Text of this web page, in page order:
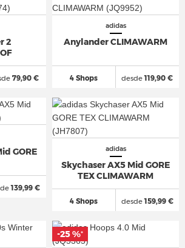
2
79,90 €
adidas
Anylander CLIMAWARM
4 Shops desde119,90 €
GORE
139,99 €
adidas
Skychaser AX5 Mid GORE
TEX CLIMAWARM
4 Shops desde159,99 €
-25 %*